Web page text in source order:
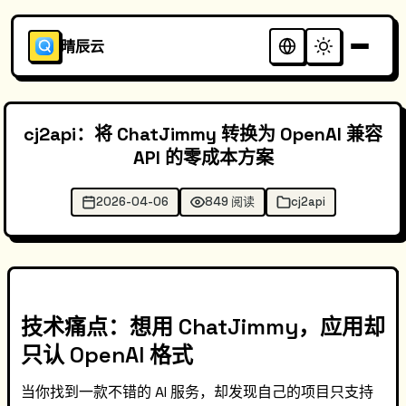
晴辰云
cj2api：将 ChatJimmy 转换为 OpenAI 兼容
API 的零成本方案
2026-04-06 849 阅读 cj2api
技术痛点：想用 ChatJimmy，应用却
只认 OpenAI 格式
当你找到一款不错的 AI 服务，却发现自己的项目只支持